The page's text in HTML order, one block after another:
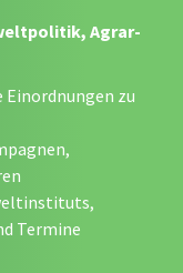
Agrar-
zu
Termine